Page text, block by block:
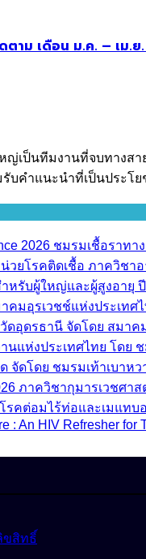
ตาม เดือน ม.ค. – เม.ย
ญ่เป็นทีมงานที่จบทางส
คำแนะนำที่เป็นประโ
2026 ชมรมเชื้อราท
วยโรคติดเชื้อ ภาควิช
รับผู้ใหญ่และผู้สูงอายุ ปี
คมอุรเวชช์แห่งประเท
ดอุดรธานี จัดโดย สมาค
แห่งประเทศไทย โดย
จัดโดย ชมรมเท้าเบาหว
ภาควิชากุมารเวชศ
โรคต่อมไร้ท่อและเมแท
: An HIV Refresher for
ขสิทธิ์